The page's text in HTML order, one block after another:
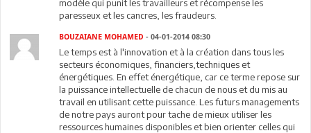
modèle qui punit les travailleurs et récompense les
paresseux et les cancres, les fraudeurs.
BOUZAIANE MOHAMED - 04-01-2014 08:30
Le temps est à l'innovation et à la création dans tous les
secteurs économiques, financiers,techniques et
énergétiques. En effet énergétique, car ce terme repose sur
la puissance intellectuelle de chacun de nous et du mis au
travail en utilisant cette puissance. Les futurs managements
de notre pays auront pour tache de mieux utiliser les
ressources humaines disponibles et bien orienter celles qui